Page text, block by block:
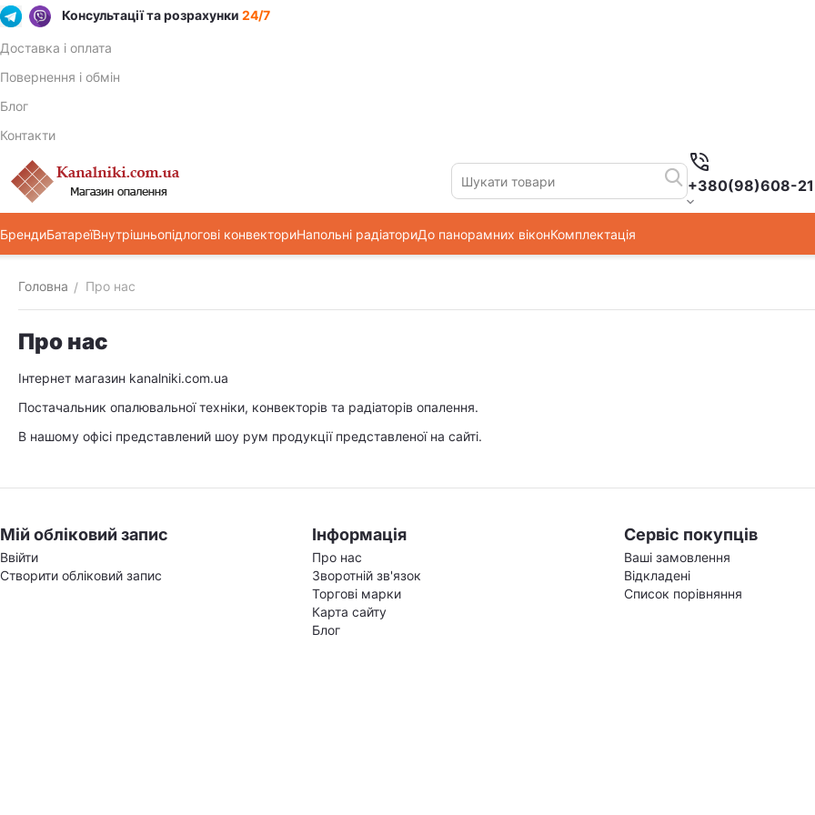
Консультації та розрахунки 24/7
Доставка і оплата
Повернення і обмін
Блог
Контакти
+380(98)608-
БрендиБатареїВнутрішньопідлогові конвекториНапольні радіаториДо панорамних віконКомплектація
Головна / Про нас
Про нас
Інтернет магазин kanalniki.com.ua
Постачальник опалювальної техніки, конвекторів та радіаторів опалення.
В нашому офісі представлений шоу рум продукції представленої на сайті.
Мій обліковий запис
Ввійти
Створити обліковий запис
Інформація
Про нас
Зворотній зв'язок
Торгові марки
Карта сайту
Блог
Сервіс покупців
Ваші замовлення
Відкладені
Список порівняння